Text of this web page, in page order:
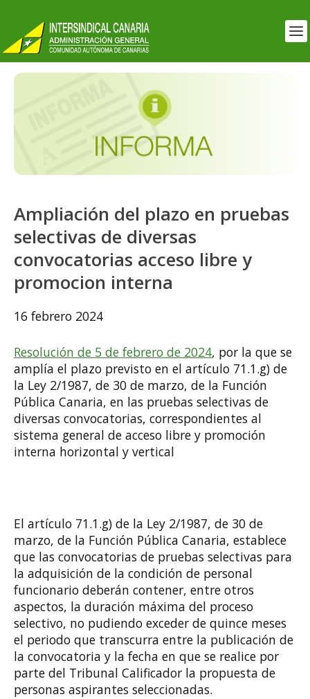
Ampliación del plazo en pruebas
selectivas de diversas
convocatorias acceso libre y
promocion interna
16 febrero 2024
Resolución de 5 de febrero de 2024, por la que se
amplía el plazo previsto en el artículo 71.1.g) de
la Ley 2/1987, de 30 de marzo, de la Función
Pública Canaria, en las pruebas selectivas de
diversas convocatorias, correspondientes al
sistema general de acceso libre y promoción
interna horizontal y vertical
El artículo 71.1.g) de la Ley 2/1987, de 30 de
marzo, de la Función Pública Canaria, establece
que las convocatorias de pruebas selectivas para
la adquisición de la condición de personal
funcionario deberán contener, entre otros
aspectos, la duración máxima del proceso
selectivo, no pudiendo exceder de quince meses
el periodo que transcurra entre la publicación de
la convocatoria y la fecha en que se realice por
parte del Tribunal Calificador la propuesta de
personas aspirantes seleccionadas.